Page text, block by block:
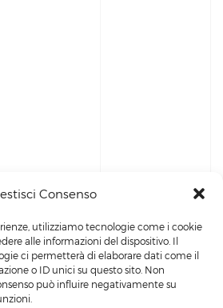
Consenso
utilizziamo tecnologie come i cookie
alle informazioni del dispositivo. Il
ci permetterà di elaborare dati come il
o ID unici su questo sito. Non
può influire negativamente su